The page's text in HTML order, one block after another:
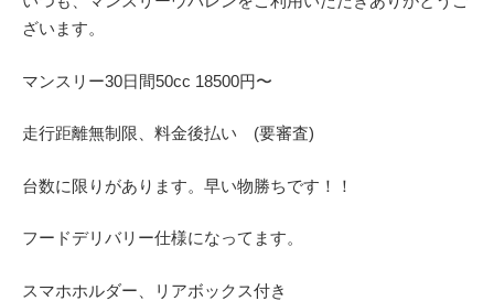
ざいます。
マンスリー30日間50cc 18500円〜
走行距離無制限、料金後払い (要審査)
台数に限りがあります。早い物勝ちです！！
フードデリバリー仕様になってます。
スマホホルダー、リアボックス付き